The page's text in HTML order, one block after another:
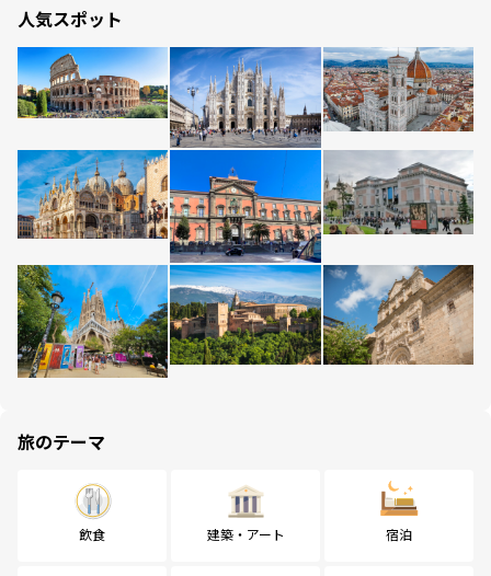
人気スポット
旅のテーマ
飲食 建築・アート 宿泊